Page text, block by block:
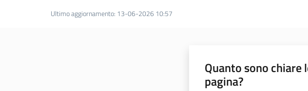
Ultimo aggiornamento: 13-06-2026 10:57
Quanto sono
pagina?